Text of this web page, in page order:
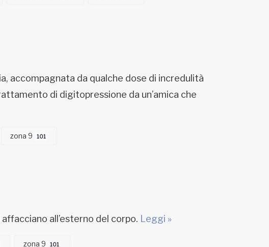
accompagnata da qualche dose di incredulità
di digitopressione da un’amica che
zona 9 101
all’esterno del corpo. Leggi »
zona 9 101